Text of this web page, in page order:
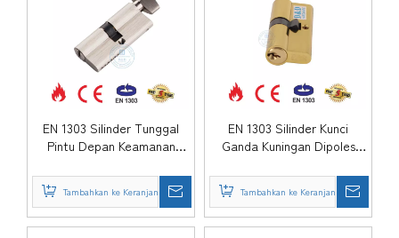
EN 1303 Silinder Tunggal
Pintu Depan Keamanan
DDLC002-70mm-SN
Tambahkan ke Keranjang
EN 1303 Silinder Kunci
Ganda Kuningan Dipoles
60mm-PB
Tambahkan ke Keranjang